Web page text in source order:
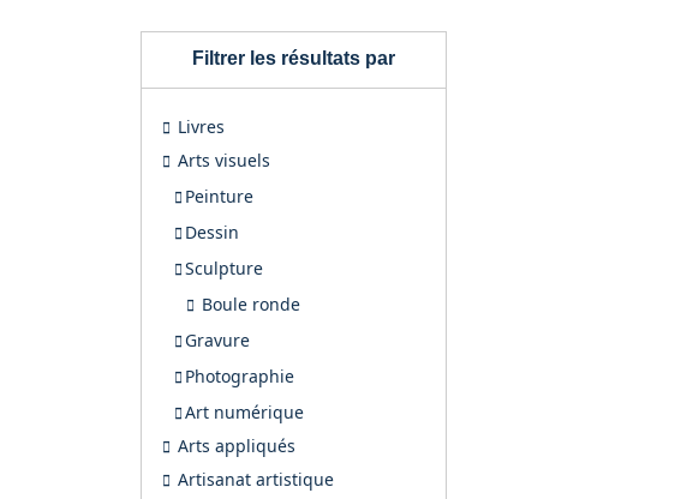
Filtrer les résultats par
Livres
Arts visuels
Peinture
Dessin
Sculpture
Boule ronde
Gravure
Photographie
Art numérique
Arts appliqués
Artisanat artistique